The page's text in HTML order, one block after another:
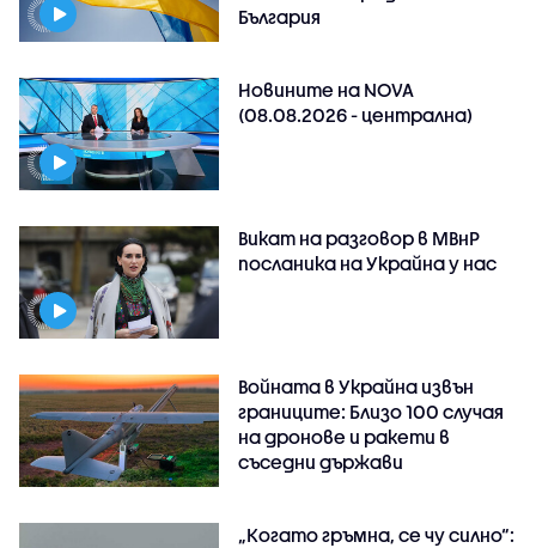
България
Новините на NOVA
(08.08.2026 - централна)
Викат на разговор в МВнР
посланика на Украйна у нас
Войната в Украйна извън
границите: Близо 100 случая
на дронове и ракети в
съседни държави
„Когато гръмна, се чу силно“: